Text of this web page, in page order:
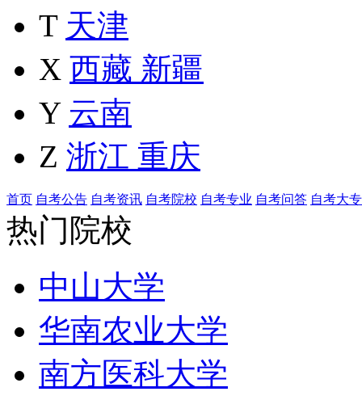
T 天津
X 西藏 新疆
Y 云南
Z 浙江 重庆
首页 自考公告 自考资讯 自考院校 自考专业 自考问答 自考大专
热门院校
中山大学
华南农业大学
南方医科大学